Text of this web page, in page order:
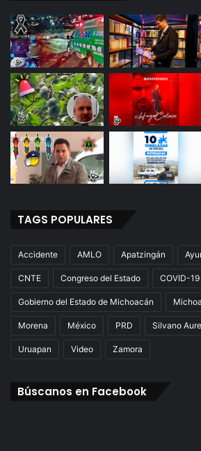
TAGS POPULARES
Accidente AMLO Apatzingán
CNTE Congreso del Estado COVID-19
Gobierno del Estado de Michoacán
Morena México PRD Silvano
Uruapan Video Zamora
Búscanos en Facebook